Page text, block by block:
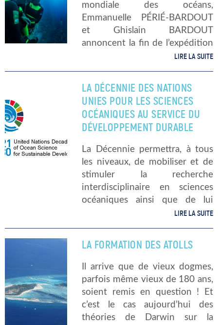
mondiale des océans,
Emmanuelle PÉRIÉ-BARDOUT
et Ghislain BARDOUT
annoncent la fin de l’expédition
UNDER THE POLE III, après
sous-marines de l’Arctique à la
Polynésie française. Ils se
tournent désormais vers le
nouveau […]
LIRE LA SUITE
LA DÉCENNIE DES NATIONS
UNIES POUR LES SCIENCES
OCÉANIQUES AU SERVICE DU
DÉVELOPPEMENT DURABLE
La Décennie permettra, à tous
les niveaux, de mobiliser et de
stimuler la recherche
interdisciplinaire en sciences
océaniques ainsi que de lui
donner les moyens nécessaires,
temps utile, des données, […]
LIRE LA SUITE
LA FORMATION DES ATOLLS
Il arrive que de vieux dogmes,
parfois même vieux de 180 ans,
soient remis en question ! Et
c’est le cas aujourd’hui des
théories de Darwin sur la